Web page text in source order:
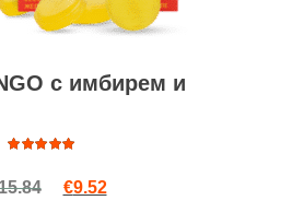
с имбирем и
4.93
из
Первоначальная цена
€9.52Текущая цена: €9.52.